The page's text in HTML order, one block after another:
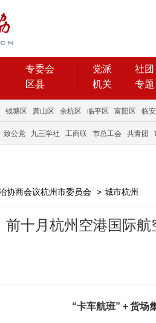
专委会
区县
党派 社团
机关
专题
钱塘区 萧山区 余杭区 临平区 富阳区 临
致公党 九三学社 工商联 市总工会 共青团
协商会议杭州市委员会 > 城市杭州
前十月杭州空港国际航
“卡车航班”＋货场